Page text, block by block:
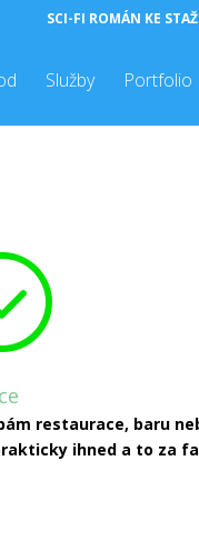
SCI-FI ROMÁN KE
Služby Portfolio
restaurace, baru
ihned a to za